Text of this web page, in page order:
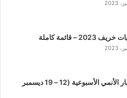
– قائمة كاملة
نشرة أخبار الأنمي الأسبوعية (12 – 19 ديسمبر